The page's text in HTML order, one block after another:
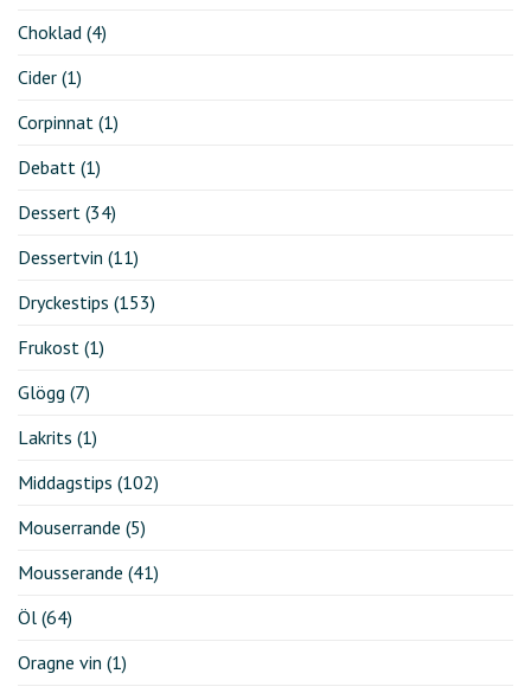
Choklad (4)
Cider (1)
Corpinnat (1)
Debatt (1)
Dessert (34)
Dessertvin (11)
Dryckestips (153)
Frukost (1)
Glögg (7)
Lakrits (1)
Middagstips (102)
Mouserrande (5)
Mousserande (41)
Öl (64)
Oragne vin (1)